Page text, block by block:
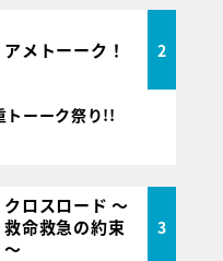
アメトーーク！ 2
トーーク祭り!!
クロスロード ～
救命救急の約束
～
3